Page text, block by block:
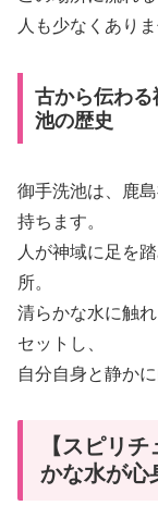
人も少なくありま
古から伝わ
池の歴史
御手洗池は、鹿
持ちます。
人が神域に足を
所。
清らかな水に触
セットし、
自分自身と静か
【スピリ
かな水が心